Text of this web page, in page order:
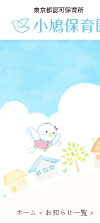
ホーム » お知らせ一覧 »